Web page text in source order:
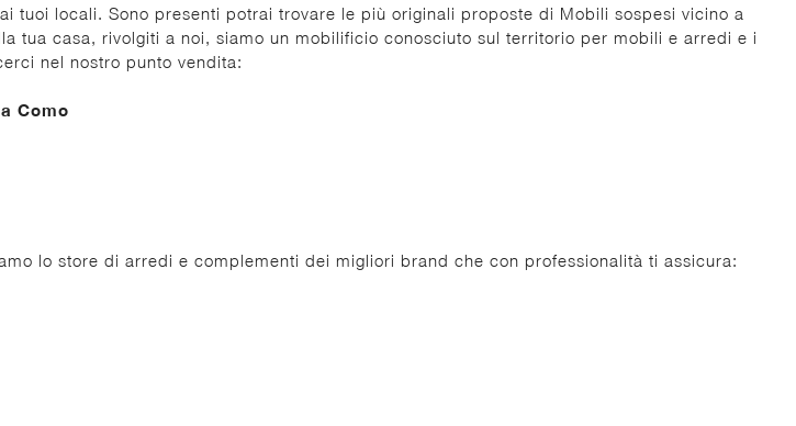
tuoi locali. Sono presenti potrai trovare le più originali proposte di Mobili sospesi vicino a
tua casa, rivolgiti a noi, siamo un mobilificio conosciuto sul territorio per mobili e arredi e i
nel nostro punto vendita:
Como
lo store di arredi e complementi dei migliori brand che con professionalità ti assicura: